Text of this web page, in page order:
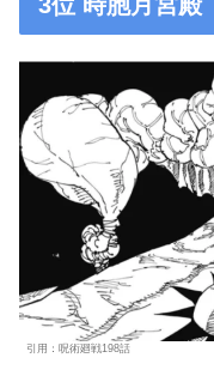
引用：呪術廻戦198話